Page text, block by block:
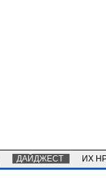
ДАЙДЖЕСТ ИХ